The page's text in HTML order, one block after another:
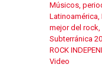
Músicos,
Latinoamérica,
mejor del rock,
Subterránica
ROCK
Video